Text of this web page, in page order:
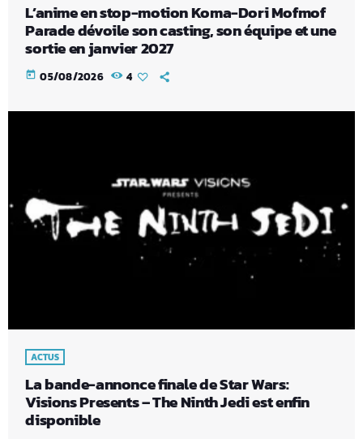
L’anime en stop-motion Koma-Dori Mofmof
Parade dévoile son casting, son équipe et une
sortie en janvier 2027
today 05/08/2026 4
ACTUS
La bande-annonce finale de Star Wars:
Visions Presents – The Ninth Jedi est enfin
disponible